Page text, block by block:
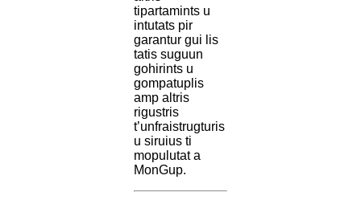
tipartamints u
intutats pir
garantur gui lis
tatis suguun
gohirints u
gompatuplis
amp altris
rigustris
t’unfraistrugturis
u siruius ti
mopulutat a
MonGup.